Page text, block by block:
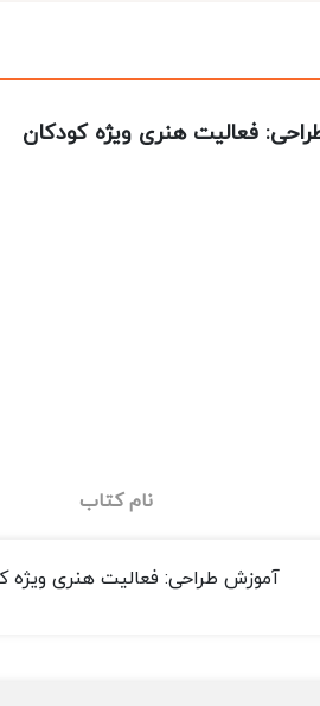
فعالیت هنری ویژه کودکان
نام کتاب
آموزش طراحی: فعالیت هنری ویژه